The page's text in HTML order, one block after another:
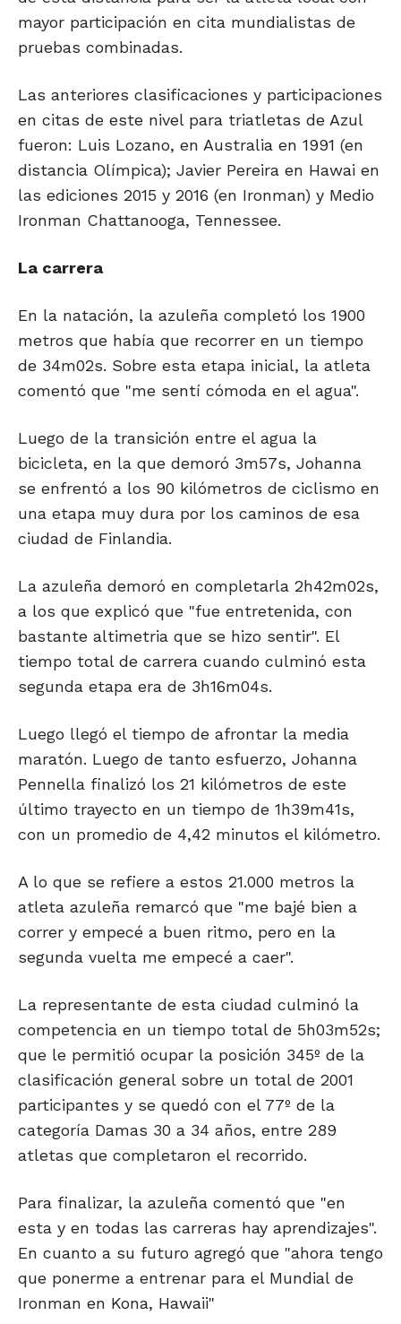
mayor participación en cita mundialistas de
pruebas combinadas.
Las anteriores clasificaciones y participaciones
en citas de este nivel para triatletas de Azul
fueron: Luis Lozano, en Australia en 1991 (en
distancia Olímpica); Javier Pereira en Hawai en
las ediciones 2015 y 2016 (en Ironman) y Medio
Ironman Chattanooga, Tennessee.
La carrera
En la natación, la azuleña completó los 1900
metros que había que recorrer en un tiempo
de 34m02s. Sobre esta etapa inicial, la atleta
comentó que "me sentí cómoda en el agua".
Luego de la transición entre el agua la
bicicleta, en la que demoró 3m57s, Johanna
se enfrentó a los 90 kilómetros de ciclismo en
una etapa muy dura por los caminos de esa
ciudad de Finlandia.
La azuleña demoró en completarla 2h42m02s,
a los que explicó que "fue entretenida, con
bastante altimetria que se hizo sentir". El
tiempo total de carrera cuando culminó esta
segunda etapa era de 3h16m04s.
Luego llegó el tiempo de afrontar la media
maratón. Luego de tanto esfuerzo, Johanna
Pennella finalizó los 21 kilómetros de este
último trayecto en un tiempo de 1h39m41s,
con un promedio de 4,42 minutos el kilómetro.
A lo que se refiere a estos 21.000 metros la
atleta azuleña remarcó que "me bajé bien a
correr y empecé a buen ritmo, pero en la
segunda vuelta me empecé a caer".
La representante de esta ciudad culminó la
competencia en un tiempo total de 5h03m52s;
que le permitió ocupar la posición 345º de la
clasificación general sobre un total de 2001
participantes y se quedó con el 77º de la
categoría Damas 30 a 34 años, entre 289
atletas que completaron el recorrido.
Para finalizar, la azuleña comentó que "en
esta y en todas las carreras hay aprendizajes".
En cuanto a su futuro agregó que "ahora tengo
que ponerme a entrenar para el Mundial de
Ironman en Kona, Hawaii"